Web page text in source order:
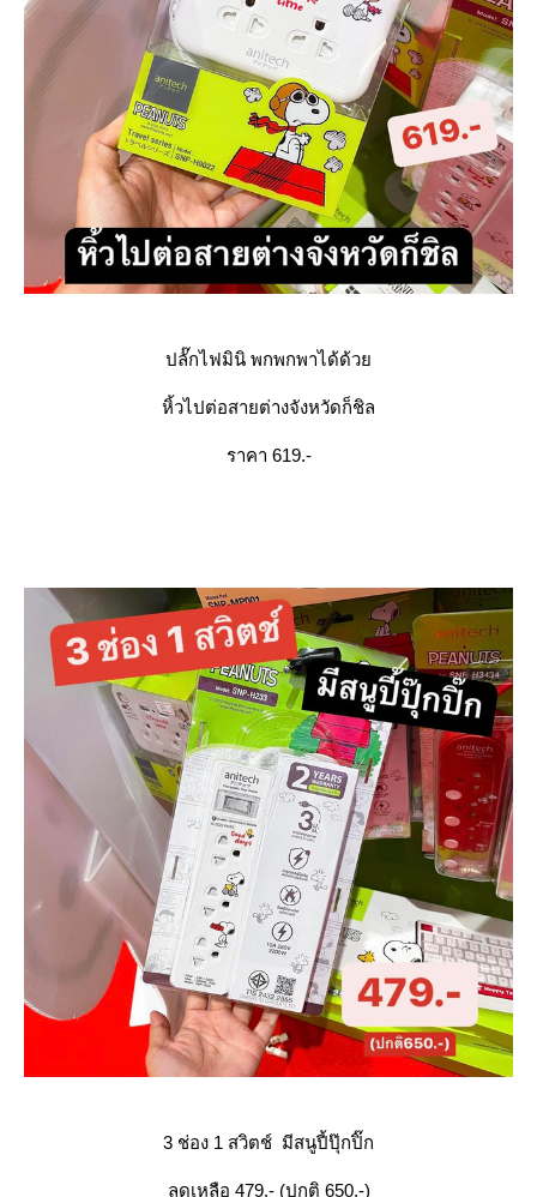
ปลั๊กไฟมินิ พกพกพาได้ด้ว
หิ้วไปต่อสายต่างจังหวัดก็ชิล
ราคา 619.-
3 ช่อง 1 สวิตช์ มีสนูปี้ปุ๊กปิ๊ก
ลดเหลือ 479.- (ปกติ 650.-)